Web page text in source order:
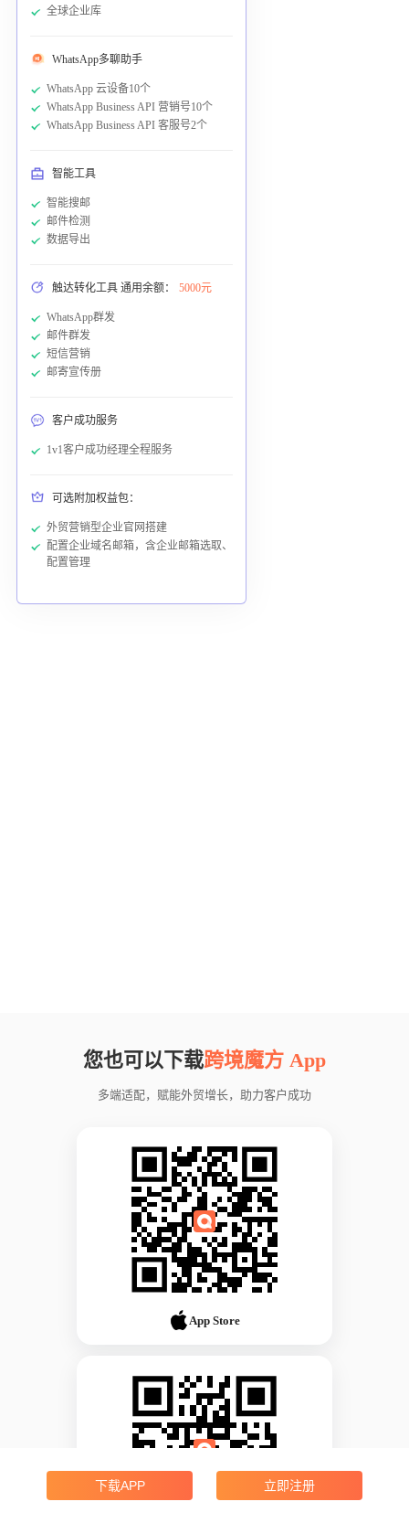
全球企业库
WhatsApp多聊助手
WhatsApp 云设备10个
WhatsApp Business API 营销号10个
WhatsApp Business API 客服号2个
智能工具
智能搜邮
邮件检测
数据导出
触达转化工具 通用余额： 5000元
WhatsApp群发
邮件群发
短信营销
邮寄宣传册
客户成功服务
1v1客户成功经理全程服务
可选附加权益包：
外贸营销型企业官网搭建
配置企业域名邮箱，含企业邮箱选取、
配置管理
您也可以下载跨境魔方 App
多端适配，赋能外贸增长，助力客户成功
App Store
下载APP 立即注册